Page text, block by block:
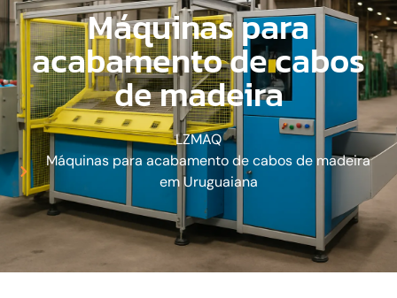
Máquinas para
acabamento de cabos
de madeira
LZMAQ
Máquinas para acabamento de cabos de madeira
em Uruguaiana